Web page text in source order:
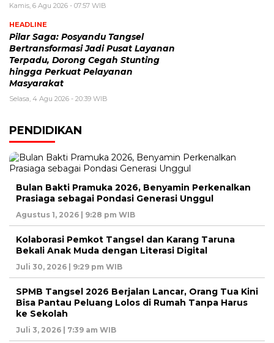
Kamis, 6 Agu 2026 - 07:57 WIB
HEADLINE
Pilar Saga: Posyandu Tangsel
Bertransformasi Jadi Pusat Layanan
Terpadu, Dorong Cegah Stunting
hingga Perkuat Pelayanan
Masyarakat
Selasa, 4 Agu 2026 - 20:39 WIB
PENDIDIKAN
Bulan Bakti Pramuka 2026, Benyamin Perkenalkan
Prasiaga sebagai Pondasi Generasi Unggul
Agustus 1, 2026 | 9:28 pm WIB
Kolaborasi Pemkot Tangsel dan Karang Taruna
Bekali Anak Muda dengan Literasi Digital
Juli 30, 2026 | 9:29 pm WIB
SPMB Tangsel 2026 Berjalan Lancar, Orang Tua Kini
Bisa Pantau Peluang Lolos di Rumah Tanpa Harus
ke Sekolah
Juli 3, 2026 | 7:39 am WIB